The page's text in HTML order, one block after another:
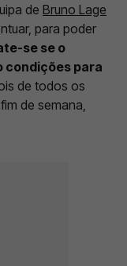
de Bruno Lage
para poder
se se o
condições para
de todos os
de semana,